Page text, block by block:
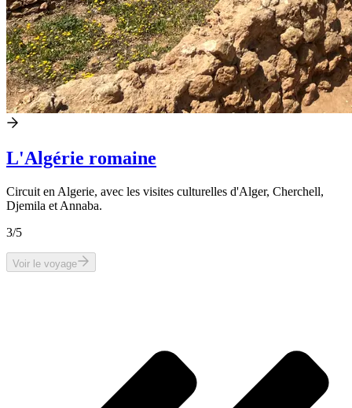
L'Algérie romaine
Circuit en Algerie, avec les visites culturelles d'Alger, Cherchell,
Djemila et Annaba.
3/5
Voir le voyage